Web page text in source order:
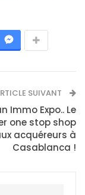
SUIVANT
Immo Expo.. Le
one stop shop
acquéreurs à
Casablanca !